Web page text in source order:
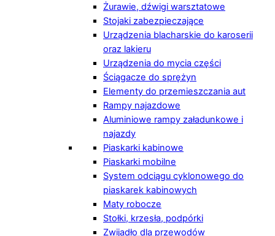
Żurawie, dźwigi warsztatowe
Stojaki zabezpieczające
Urządzenia blacharskie do karoserii
oraz lakieru
Urządzenia do mycia części
Ściągacze do sprężyn
Elementy do przemieszczania aut
Rampy najazdowe
Aluminiowe rampy załadunkowe i
najazdy
Piaskarki kabinowe
Piaskarki mobilne
System odciągu cyklonowego do
piaskarek kabinowych
Maty robocze
Stołki, krzesła, podpórki
Zwijadło dla przewodów